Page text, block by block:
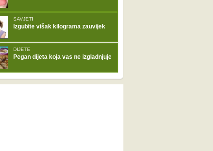
SAVJETI
Izgubite višak kilograma zauvijek
DIJETE
Pegan dijeta koja vas ne izgladnjuje